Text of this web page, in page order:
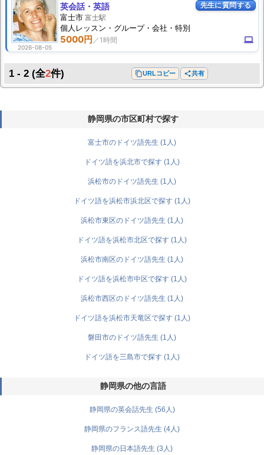
先生に質問する
2026-08-05
5000円 computer
英会話・英語
富士市 富士駅
個人 レッスン ・グループ・会社・特別
1 - 2 (全2件) content_copyURLコピー share共有
静岡県の市区町村で探す
富士市のドイツ語先生 (1人)
ドイツ語を浜北市で探す (1人)
浜松市のドイツ語先生 (1人)
ドイツ語を浜松市浜北区で探す (1人)
浜松市東区のドイツ語先生 (1人)
ドイツ語を浜松市北区で探す (1人)
浜松市南区のドイツ語先生 (1人)
ドイツ語を浜松市中区で探す (1人)
浜松市西区のドイツ語先生 (1人)
ドイツ語を浜松市天竜区で探す (1人)
磐田市のドイツ語先生 (1人)
ドイツ語を三島市で探す (1人)
静岡県の他の言語
静岡県の英会話先生 (56人)
静岡県のフランス語先生 (4人)
静岡県の日本語先生 (3人)